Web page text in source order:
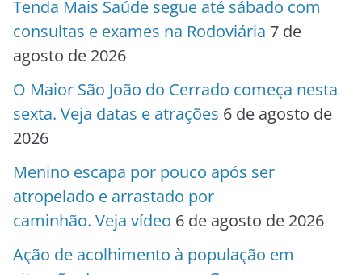
Tenda Mais Saúde segue até sábado com
consultas e exames na Rodoviária 7 de
agosto de 2026
O Maior São João do Cerrado começa nesta
sexta. Veja datas e atrações 6 de agosto de
2026
Menino escapa por pouco após ser
atropelado e arrastado por
caminhão. Veja vídeo 6 de agosto de 2026
Ação de acolhimento à população em